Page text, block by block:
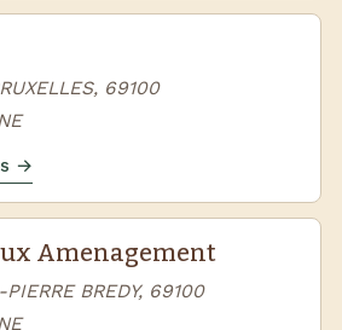
69100
→
Amenagement
BREDY, 69100